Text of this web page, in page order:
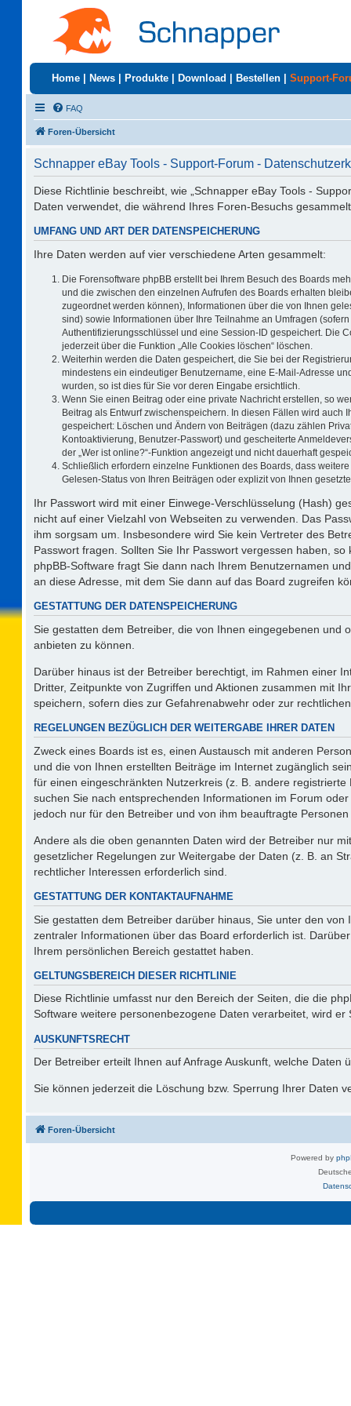
Home News Produkte Download Bestellen Support-
FAQ
Foren-Übersicht
Schnapper eBay Tools - Support-Forum -
Diese Richtlinie beschreibt, wie „Schnapper eBay Tools -
Daten verwendet, die während Ihres Foren-Besuchs
UMFANG UND ART DER DATENSPEICHERUNG
Ihre Daten werden auf vier verschiedene Arten gesammelt:
Die Forensoftware phpBB erstellt bei Ihrem Besuch des Boards
und die zwischen den einzelnen Aufrufen des Boards erhalten
zugeordnet werden können), Informationen über die von Ihnen
sind) sowie Informationen über Ihre Teilnahme an Umfragen
Authentifizierungsschlüssel und eine Session-ID gespeichert. Die
jederzeit über die Funktion „Alle Cookies löschen“ löschen.
Weiterhin werden die Daten gespeichert, die Sie bei der
mindestens ein eindeutiger Benutzername, eine E-Mail-Adresse
wurden, so ist dies für Sie vor deren Eingabe ersichtlich.
Wenn Sie einen Beitrag oder eine private Nachricht erstellen, so
Beitrag als Entwurf zwischenspeichern. In diesen Fällen wird
gespeichert: Löschen und Ändern von Beiträgen (dazu zählen
Kontoaktivierung, Benutzer-Passwort) und gescheiterte
der „Wer ist online?“-Funktion angezeigt und nicht dauerhaft
Schließlich erfordern einzelne Funktionen des Boards, dass
Gelesen-Status von Ihren Beiträgen oder explizit von Ihnen
Ihr Passwort wird mit einer Einwege-Verschlüsselung (Hash)
nicht auf einer Vielzahl von Webseiten zu verwenden. Das
ihm sorgsam um. Insbesondere wird Sie kein Vertreter des
Passwort fragen. Sollten Sie Ihr Passwort vergessen haben,
phpBB-Software fragt Sie dann nach Ihrem Benutzernamen
an diese Adresse, mit dem Sie dann auf das Board zugreifen
GESTATTUNG DER DATENSPEICHERUNG
Sie gestatten dem Betreiber, die von Ihnen eingegebenen
anbieten zu können.
Darüber hinaus ist der Betreiber berechtigt, im Rahmen einer
Dritter, Zeitpunkte von Zugriffen und Aktionen zusammen mit
speichern, sofern dies zur Gefahrenabwehr oder zur
REGELUNGEN BEZÜGLICH DER WEITERGABE IHRER DATEN
Zweck eines Boards ist es, einen Austausch mit anderen
und die von Ihnen erstellten Beiträge im Internet zugänglich
für einen eingeschränkten Nutzerkreis (z. B. andere
suchen Sie nach entsprechenden Informationen im Forum
jedoch nur für den Betreiber und von ihm beauftragte
Andere als die oben genannten Daten wird der Betreiber nur
gesetzlicher Regelungen zur Weitergabe der Daten (z. B. an
rechtlicher Interessen erforderlich sind.
GESTATTUNG DER KONTAKTAUFNAHME
Sie gestatten dem Betreiber darüber hinaus, Sie unter den
zentraler Informationen über das Board erforderlich ist.
Ihrem persönlichen Bereich gestattet haben.
GELTUNGSBEREICH DIESER RICHTLINIE
Diese Richtlinie umfasst nur den Bereich der Seiten, die die
Software weitere personenbezogene Daten verarbeitet, wird
AUSKUNFTSRECHT
Der Betreiber erteilt Ihnen auf Anfrage Auskunft, welche Daten
Sie können jederzeit die Löschung bzw. Sperrung Ihrer Daten
Foren-Übersicht
Powered by